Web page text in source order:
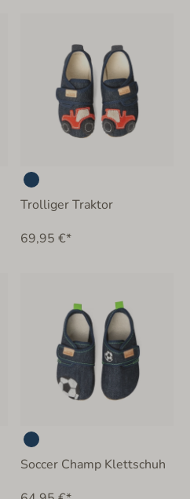
Trolliger Traktor
69,95 €*
Soccer Champ Klettschuh